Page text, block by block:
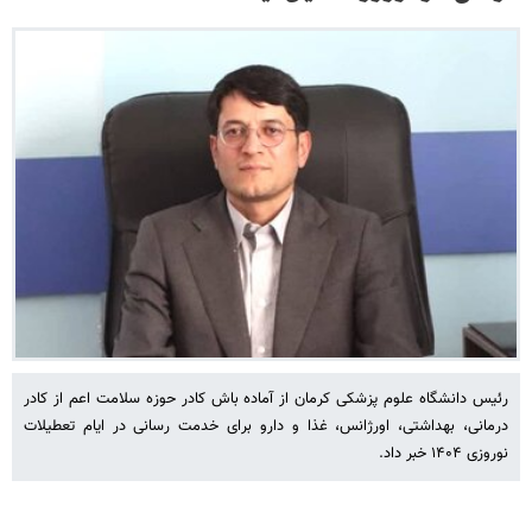
رئیس دانشگاه علوم پزشکی کرمان از آماده باش کادر حوزه سلامت اعم از کادر
درمانی، بهداشتی، اورژانس، غذا و دارو برای خدمت رسانی در ایام تعطیلات
نوروزی ۱۴۰۴ خبر داد.‌